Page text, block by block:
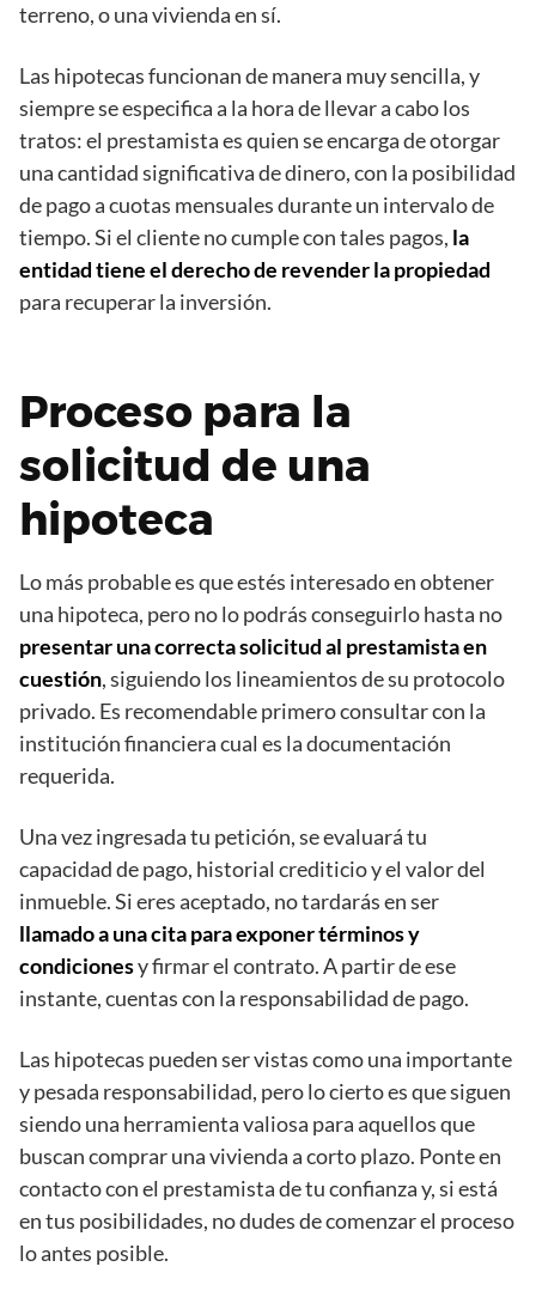
terreno, o una vivienda en sí.
Las hipotecas funcionan de manera muy sencilla, y
siempre se especifica a la hora de llevar a cabo los
tratos: el prestamista es quien se encarga de otorgar
una cantidad significativa de dinero, con la posibilidad
de pago a cuotas mensuales durante un intervalo de
tiempo. Si el cliente no cumple con tales pagos, la
entidad tiene el derecho de revender la propiedad
para recuperar la inversión.
Proceso para la
solicitud de una
hipoteca
Lo más probable es que estés interesado en obtener
una hipoteca, pero no lo podrás conseguirlo hasta no
presentar una correcta solicitud al prestamista en
cuestión, siguiendo los lineamientos de su protocolo
privado. Es recomendable primero consultar con la
institución financiera cual es la documentación
requerida.
Una vez ingresada tu petición, se evaluará tu
capacidad de pago, historial crediticio y el valor del
inmueble. Si eres aceptado, no tardarás en ser
llamado a una cita para exponer términos y
condicionesy firmar el contrato. A partir de ese
instante, cuentas con la responsabilidad de pago.
Las hipotecas pueden ser vistas como una importante
y pesada responsabilidad, pero lo cierto es que siguen
siendo una herramienta valiosa para aquellos que
buscan comprar una vivienda a corto plazo. Ponte en
contacto con el prestamista de tu confianza y, si está
en tus posibilidades, no dudes de comenzar el proceso
lo antes posible.